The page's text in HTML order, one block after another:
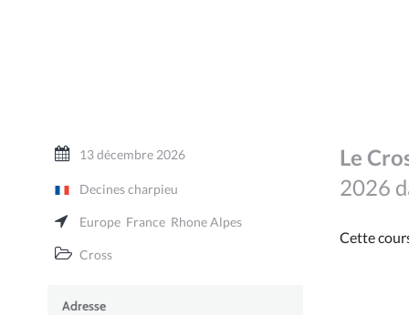
13 décembre 2026
Decines charpieu
Europe France Rhone Alpes
Cross
Adresse
Le
2026
Cette